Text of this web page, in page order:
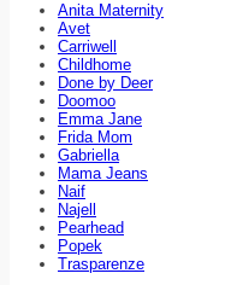
Anita Maternity
Avet
Carriwell
Childhome
Done by Deer
Doomoo
Emma Jane
Frida Mom
Gabriella
Mama Jeans
Naif
Najell
Pearhead
Popek
Trasparenze